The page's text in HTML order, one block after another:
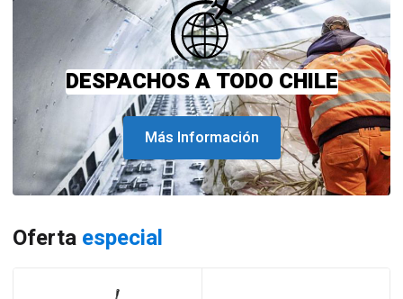
DESPACHOS A TODO CHILE
Más Información
Oferta especial